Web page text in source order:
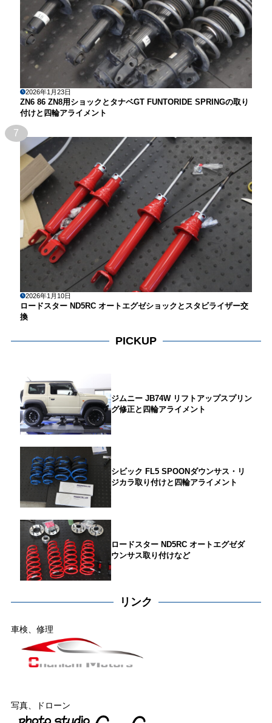
2026年1月23日
ZN6 86 ZN8用ショックとタナベGT FUNTORIDE SPRINGの取り
付けと四輪アライメント
7
2026年1月10日
ロードスター ND5RC オートエグゼショックとスタビライザー交
換
PICKUP
ジムニー JB74W リフトアップスプリン
グ修正と四輪アライメント
シビック FL5 SPOONダウンサス・リ
ジカラ取り付けと四輪アライメント
ロードスター ND5RC オートエグゼダ
ウンサス取り付けなど
リンク
車検、修理
写真、ドローン